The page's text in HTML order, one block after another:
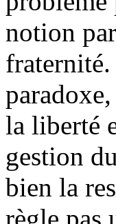
notion
fraternité.
la liberté
gestion
bien la